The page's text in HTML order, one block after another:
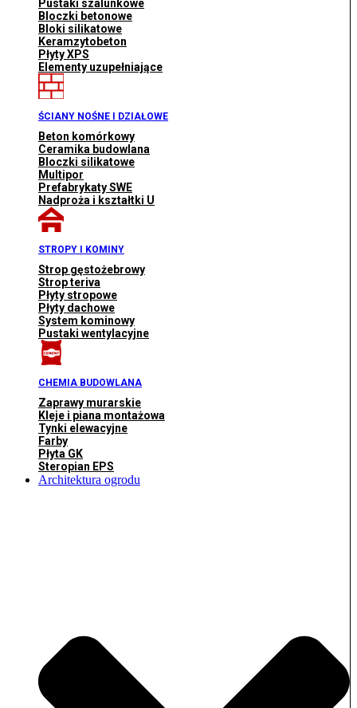
Pustaki szalunkowe
Bloczki betonowe
Bloki silikatowe
Keramzytobeton
Płyty XPS
Elementy uzupełniające
ŚCIANY NOŚNE I DZIAŁOWE
Beton komórkowy
Ceramika budowlana
Bloczki silikatowe
Multipor
Prefabrykaty SWE
Nadproża i kształtki U
STROPY I KOMINY
Strop gęstożebrowy
Strop teriva
Płyty stropowe
Płyty dachowe
System kominowy
Pustaki wentylacyjne
CHEMIA BUDOWLANA
Zaprawy murarskie
Kleje i piana montażowa
Tynki elewacyjne
Farby
Płyta GK
Steropian EPS
Architektura ogrodu